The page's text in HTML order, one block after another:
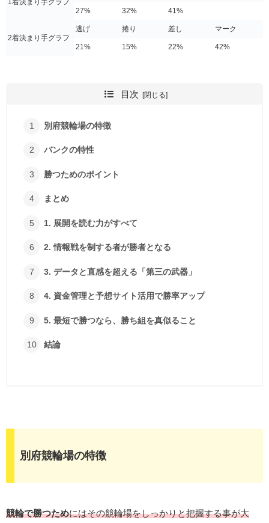
1着決まり手グラフ
27%
32% 41%
2着決まり手グラフ
逃げ 捲り 差し マーク
21% 15% 22% 42%
目次
別府競輪場の特徴
バンクの特性
勝つためのポイント
まとめ
1. 展開を読む力がすべて
2. 情報戦を制する者が勝者となる
3. データと直感を超える「第三の武器」
4. 資金管理と予想サイト活用で勝率アップ
5. 最短で勝つなら、勝ち組を真似ること
結論
別府競輪場の特徴
競輪で勝つためにはその競輪場をしっかりと把握する事が大